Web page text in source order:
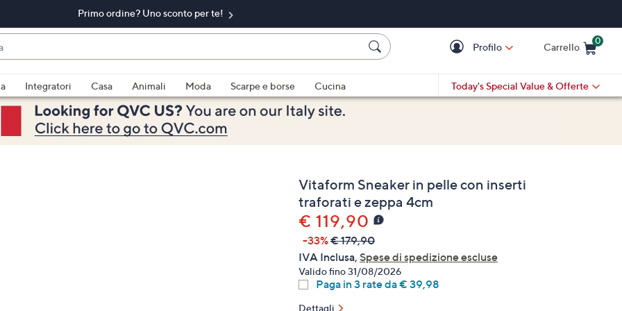
Primo ordine? Uno sconto per te!​
Profilo Carrello
0
Integratori Casa Animali Moda Scarpe e borse
Cucina
Today's Special Value & Offerte
Vitaform Sneaker in pelle con inserti
traforati e zeppa 4cm
€ 119,90
-33%€ 179,90
IVA Inclusa, Spese di spedizione escluse
Valido fino 31/08/2026
Paga in 3 rate da € 39,98
Dettagli